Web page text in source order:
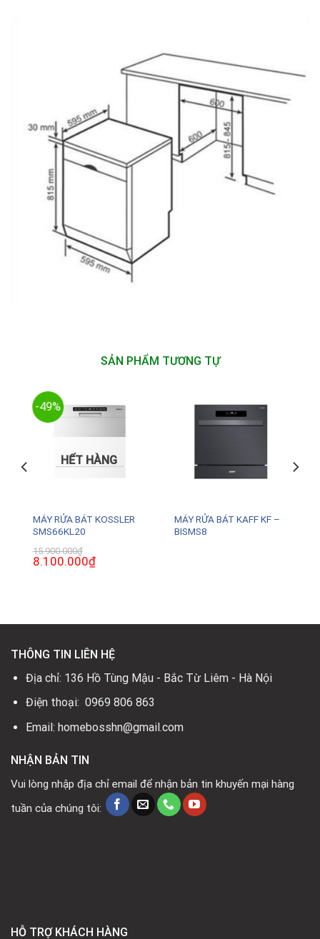
SẢN PHẨM TƯƠNG TỰ
-49%
HẾT HÀNG
MÁY RỬA BÁT KOSSLER
SMS66KL20
15.900.000₫
Giá
gốc
8.100.000₫Giá
hiện
MÁY RỬA BÁT KAFF KF –
BISMS8
THÔNG TIN LIÊN HỆ
Địa chỉ: 136 Hồ Tùng Mậu - Bắc Từ Liêm - Hà Nội
Điện thoại: 0969 806 863
Email: homebosshn@gmail.com
NHẬN BẢN TIN
Vui lòng nhập địa chỉ email để nhận bản tin khuyến mại hàng
tuần của chúng tôi:
HỖ TRỢ KHÁCH HÀNG